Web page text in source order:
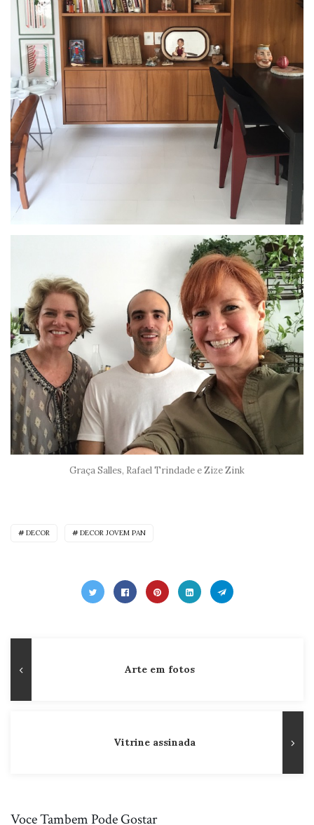
Graça Salles, Rafael Trindade e Zize Zink
DECOR DECOR JOVEM PAN
de
Post
Publicação
Arte em fotos
Vitrine assinada
Voce Tambem Pode Gostar